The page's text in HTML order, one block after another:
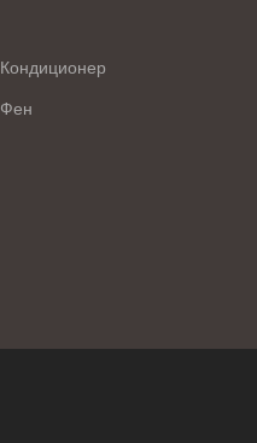
Кондиционер
Фен